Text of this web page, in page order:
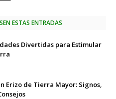
ESTAS ENTRADAS
Divertidas para Estimular
Erizo de Tierra Mayor: Signos,